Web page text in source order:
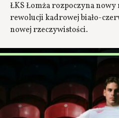
ŁKS Łomża rozpoczyna nowy
rewolucji kadrowej biało-
nowej rzeczywistości.